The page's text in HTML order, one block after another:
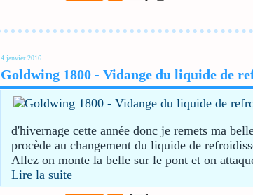
4 janvier 2016
Goldwing 1800 - Vidange du liquide de
d'hivernage cette année donc je remets ma
procède au changement du liquide de
Allez on monte la belle sur le pont et on
Lire la suite